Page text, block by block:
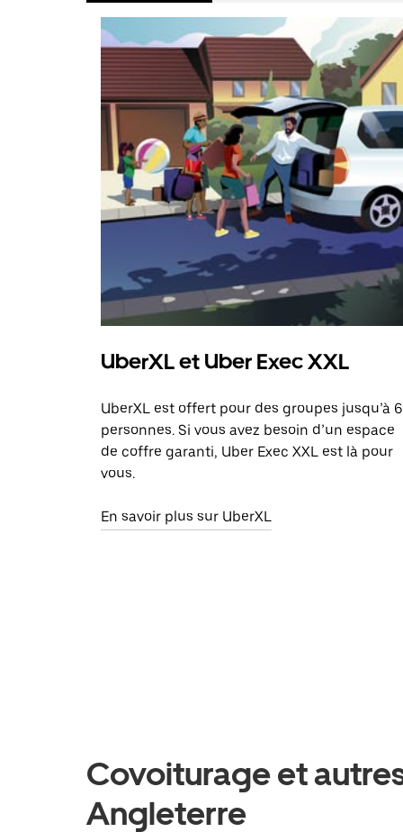
UberXL et Uber Exec XXL
UberXL est offert pour des groupes jusqu’à 6
personnes. Si vous avez besoin d’un espace
de coffre garanti, Uber Exec XXL est là pour
vous.
En savoir plus sur UberXL
Covoiturage et
Angleterre